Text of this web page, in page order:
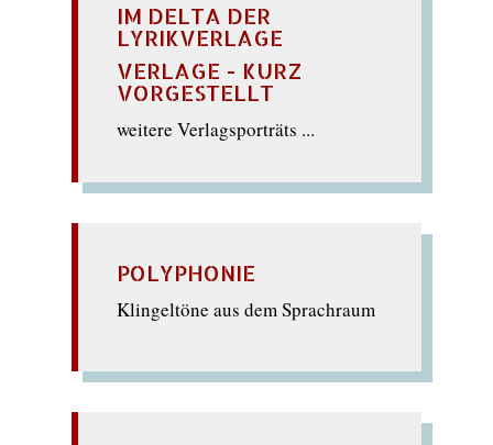
IM DELTA DER
LYRIKVERLAGE
VERLAGE - KURZ
VORGESTELLT
weitere Verlagsporträts ...
POLYPHONIE
Klingeltöne aus dem Sprachraum